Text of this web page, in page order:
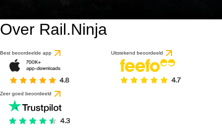
Over Rail.Ninja
Best beoordeelde app Uitstekend beoordeeld
Zeer goed beoordeeld